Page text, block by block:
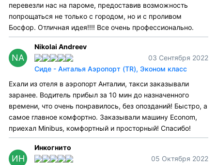
перевезли нас на пароме, предоставив возможность
попрощаться не только с городом, но и с проливом
Босфор. Отличная идея!!!! Все очень профессионально.
NA
Nikolai Andreev
03 Сентября 2022
Сиде - Анталья Аэропорт (TR), Эконом класс
Ехали из отеля в аэропорт Анталии, такси заказывали
заранее. Водитель прибыл за 10 мин до назначенного
времени, что очень понравилось, без опозданий! Быстро, а
самое главное комфортно. Заказывали машину Econom,
приехал Minibus, комфортный и просторный! Спасибо!
ИН
Инкогнито
05 Октября 2022